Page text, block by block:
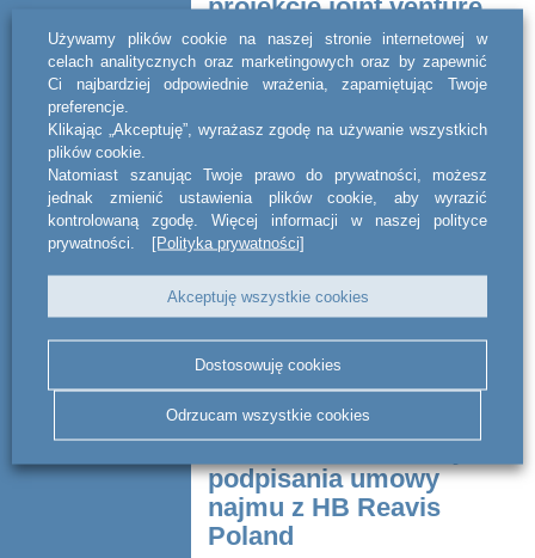
projekcie joint venture
Kancelaria act BSWW legal & tax
doradzała Uno Capital w transakcji
przeniesieniu na jego rzecz
CZYTAJ DALEJ
Doradztwo transakcji
podpisania umowy
najmu z HB Reavis
Poland
Używamy plików cookie na naszej stronie internetowej w
celach analitycznych oraz marketingowych oraz by zapewnić
Ci najbardziej odpowiednie wrażenia, zapamiętując Twoje
preferencje.
Klikając „Akceptuję”, wyrażasz zgodę na używanie wszystkich
plików cookie.
Natomiast szanując Twoje prawo do prywatności, możesz
jednak zmienić ustawienia plików cookie, aby wyrazić
kontrolowaną zgodę. Więcej informacji w naszej polityce
prywatności.
[Polityka prywatności]
Akceptuję wszystkie cookies
Dostosowuję cookies
Odrzucam wszystkie cookies